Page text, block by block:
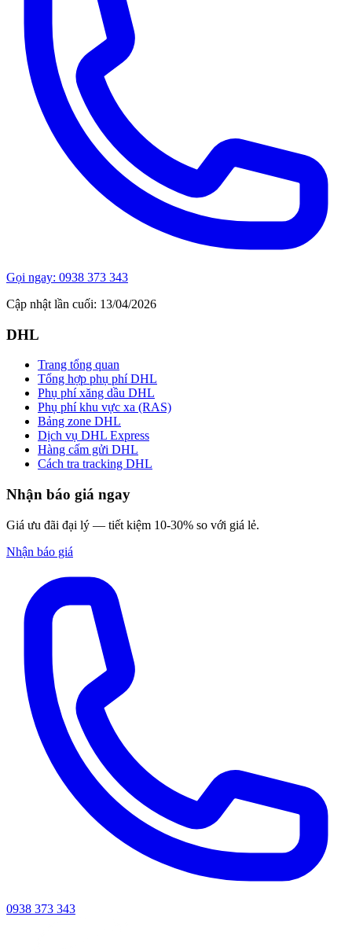
Gọi ngay: 0938 373 343
Cập nhật lần cuối: 13/04/2026
DHL
Trang tổng quan
Tổng hợp phụ phí DHL
Phụ phí xăng dầu DHL
Phụ phí khu vực xa (RAS)
Bảng zone DHL
Dịch vụ DHL Express
Hàng cấm gửi DHL
Cách tra tracking DHL
Nhận báo giá ngay
Giá ưu đãi đại lý — tiết kiệm 10-30% so với giá lẻ.
Nhận báo giá
0938 373 343